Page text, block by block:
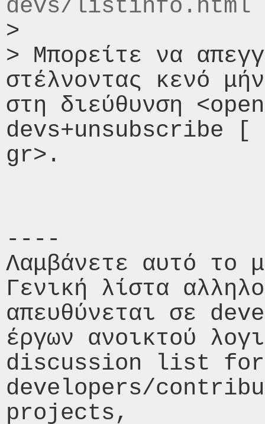
devs/listinfo.html
>
> Μπορείτε να
στέλνοντας κενό
στη διεύθυνση
gr>.
----
Λαμβάνετε αυτό το
Γενική λίστα
απευθύνεται σε
έργων ανοικτού
discussion list for
developers/